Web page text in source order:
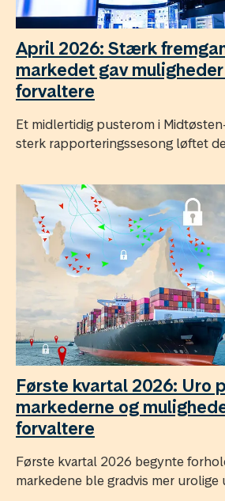
April 2026: Stærk
markedet gav
forvaltere
Et midlertidig pusterom i
sterk rapporteringssesong løftet
Første kvartal 2026: Uro
markederne og
forvaltere
Første kvartal 2026 begynte
markedene ble gradvis mer urolige